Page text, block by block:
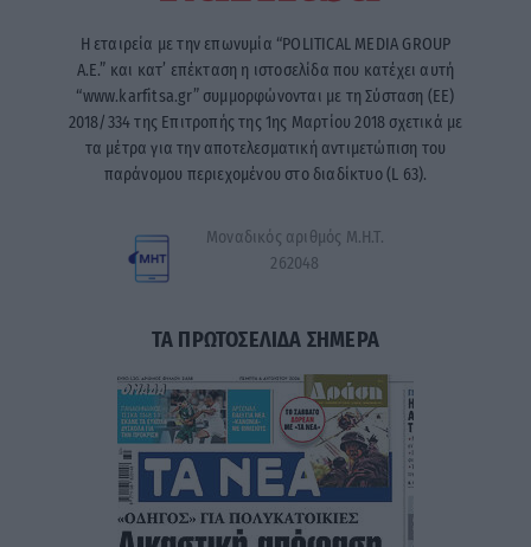
Η εταιρεία με την επωνυμία “POLITICAL MEDIA GROUP
A.E.” και κατ’ επέκταση η ιστοσελίδα που κατέχει αυτή
“www.karfitsa.gr” συμμορφώνονται με τη Σύσταση (ΕΕ)
2018/334 της Επιτροπής της 1ης Μαρτίου 2018 σχετικά με
τα μέτρα για την αποτελεσματική αντιμετώπιση του
παράνομου περιεχομένου στο διαδίκτυο (L 63).
Μοναδικός αριθμός Μ.Η.Τ.
262048
ΤΑ ΠΡΩΤΟΣΕΛΙΔΑ ΣΗΜΕΡΑ